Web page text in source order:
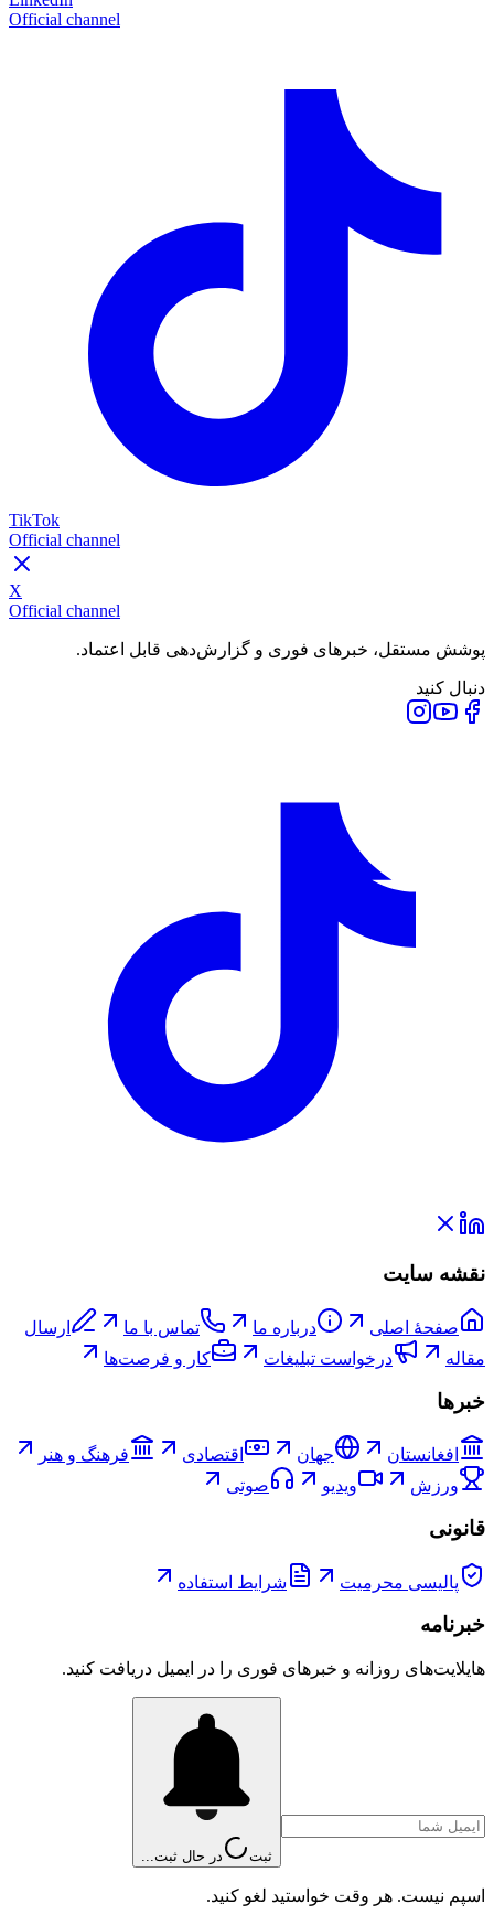
Official channel
TikTok
Official channel
X
Official channel
پوشش مستقل، خبرهای فوری و گزارش‌دهی قابل اعتماد.
دنبال کنید
نقشه سایت
صفحۀ اصلی درباره ما تماس با ما
ارسال
مقاله
درخواست تبلیغات کار و فرصت‌ها
خبرها
افغانستان جهان اقتصادی
فرهنگ و هنر
ورزش
ویدیو صوتی
قانونی
پالیسی محرمیت شرایط استفاده
خبرنامه
هایلایت‌های روزانه و خبرهای فوری را در ایمیل دریافت کنید.
ثبت در حال ثبت...
اسپم نیست. هر وقت خواستید لغو کنید.